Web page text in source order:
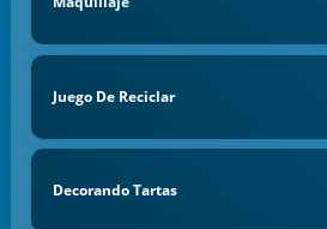
Juego De Reciclar
Decorando Tartas